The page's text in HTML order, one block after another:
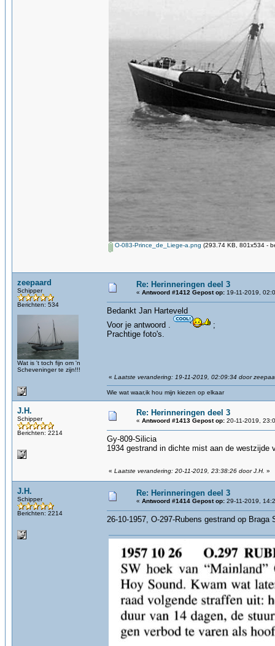
O-083-Prince_de_Liege-a.png (293.74 KB, 801x534 -
zeepaard
Schipper
Berichten: 534
Wat is 't toch fijn om 'n
Scheveninger te zijn!!!
Re: Herinneringen deel 3
« Antwoord #1412 Gepost op: 19-11-2019,
Bedankt Jan Harteveld
Voor je antwoord .
;
Prachtige foto's.
« Laatste verandering: 19-11-2019, 02:09:34 door
Wie wat waar,ik hou mijn kiezen op elkaar
J.H.
Schipper
Berichten: 2214
Re: Herinneringen deel 3
« Antwoord #1413 Gepost op: 20-11-2019,
Gy-809-Silicia
1934 gestrand in dichte mist aan de westzijde
« Laatste verandering: 20-11-2019, 23:38:26 door J.H. »
J.H.
Schipper
Berichten: 2214
Re: Herinneringen deel 3
« Antwoord #1414 Gepost op: 29-11-2019,
26-10-1957, O-297-Rubens gestrand op Braga